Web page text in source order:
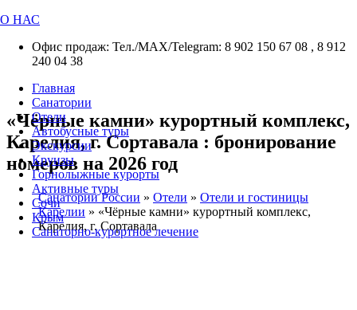
О НАС
Офис продаж: Тел./МАХ/Telegram: 8 902 150 67 08 , 8 912
240 04 38
Главная
Санатории
Отели
Автобусные туры
Экскурсии
Круизы
Горнолыжные курорты
Активные туры
Сочи
Крым
Санаторно-курортное лечение
«Чёрные камни» курортный комплекс,
Карелия, г. Сортавала : бронирование
номеров на 2026 год
Санатории России » Отели » Отели и гостиницы
Карелии » «Чёрные камни» курортный комплекс,
Карелия, г. Сортавала